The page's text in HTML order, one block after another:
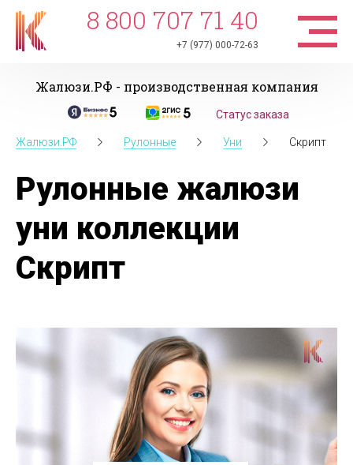
8 800 707 71 40
+7 (977) 000-72-63
Жалюзи.РФ - производственная компания
Статус заказа
Жалюзи.РФ Рулонные Уни Скрипт
Рулонные жалюзи
уни коллекции
Скрипт